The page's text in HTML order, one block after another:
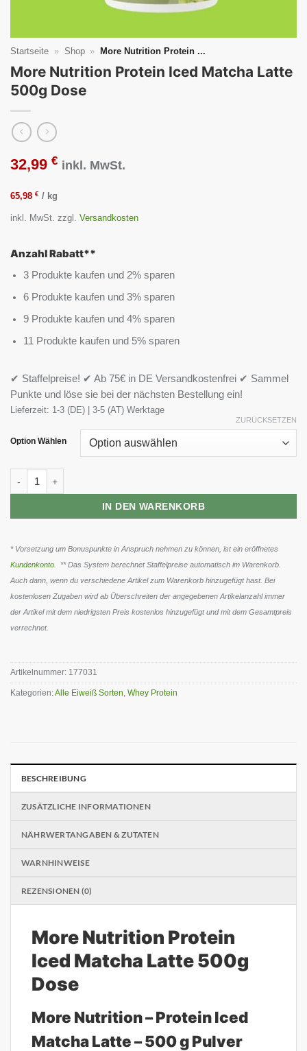
Startseite » Shop » More Nutrition Protein ...
More Nutrition Protein Iced Matcha Latte
500g Dose
32,99 € inkl. MwSt.
65,98 € / kg
inkl. MwSt. zzgl. Versandkosten
Anzahl Rabatt**
3 Produkte kaufen und 2% sparen
6 Produkte kaufen und 3% sparen
9 Produkte kaufen und 4% sparen
11 Produkte kaufen und 5% sparen
✔ Staffelpreise! ✔ Ab 75€ in DE Versandkostenfrei ✔ Sammel
Punkte und löse sie bei der nächsten Bestellung ein!
Lieferzeit: 1-3 (DE) | 3-5 (AT) Werktage
Option Wählen
ZURÜCKSETZEN
IN DEN WARENKORB
* Vorsetzung um Bonuspunkte in Anspruch nehmen zu können, ist ein eröffnetes
Kundenkonto . ** Das System berechnet Staffelpreise automatisch im Warenkorb.
Auch dann, wenn du verschiedene Artikel zum Warenkorb hinzugefügt hast. Bei
kostenlosen Zugaben wird ab Überschreiten der angegebenen Artikelanzahl immer
der Artikel mit dem niedrigsten Preis kostenlos hinzugefügt und mit dem Gesamtpreis
verrechnet.
Artikelnummer: 177031
Kategorien:Alle Eiweiß Sorten, Whey Protein
BESCHREIBUNG
ZUSÄTZLICHE INFORMATIONEN
NÄHRWERTANGABEN & ZUTATEN
WARNHINWEISE
REZENSIONEN (0)
More Nutrition Protein
Iced Matcha Latte 500g
Dose
More Nutrition – Protein Iced
Matcha Latte – 500 g Pulver